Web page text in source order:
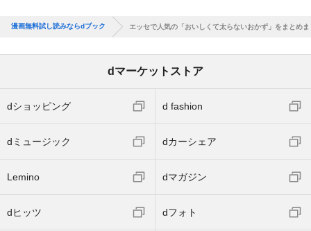
漫画無料試し読みならdブック エッセで人気の「おいしくて太らないおかず」をまとめま
dマーケットストア
dショッピング d fashion
dミュージック dカーシェア
Lemino dマガジン
dヒッツ dフォト